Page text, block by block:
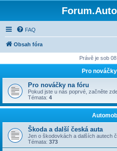
FAQ
Obsah fóra
Právě je sob
Pro
Pro nováčky na fóru
Pokud jste u nás poprvé, začněte
Témata: 4
Škoda a další česká auta
Jen o škodovkách a dalších autech
Témata: 373